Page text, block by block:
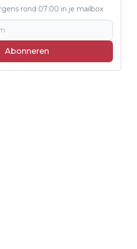
rond 07:00 in je mailbox
Abonneren